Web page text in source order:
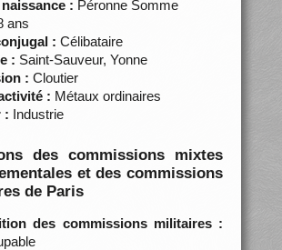
: Péronne Somme
ans
: Célibataire
: Saint-Sauveur, Yonne
: Cloutier
: Métaux ordinaires
: Industrie
des commissions mixtes
et des commissions
de Paris
des commissions militaires :